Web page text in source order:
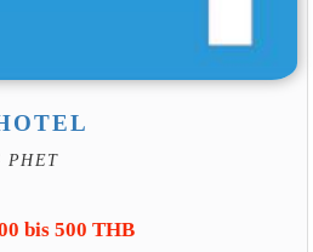
PHET
bis 500 THB